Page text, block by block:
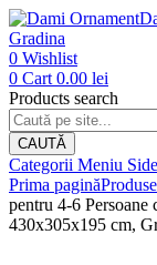
Gradina
0 Wishlist
0 Cart 0.00 lei
Products search
CAUTĂ
Categorii Meniu
Prima pagină
pentru 4-6 Persoane
430x305x195 cm,